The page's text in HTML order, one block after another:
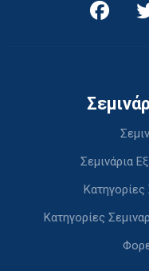
Σεμινάρια
Κατηγορίες